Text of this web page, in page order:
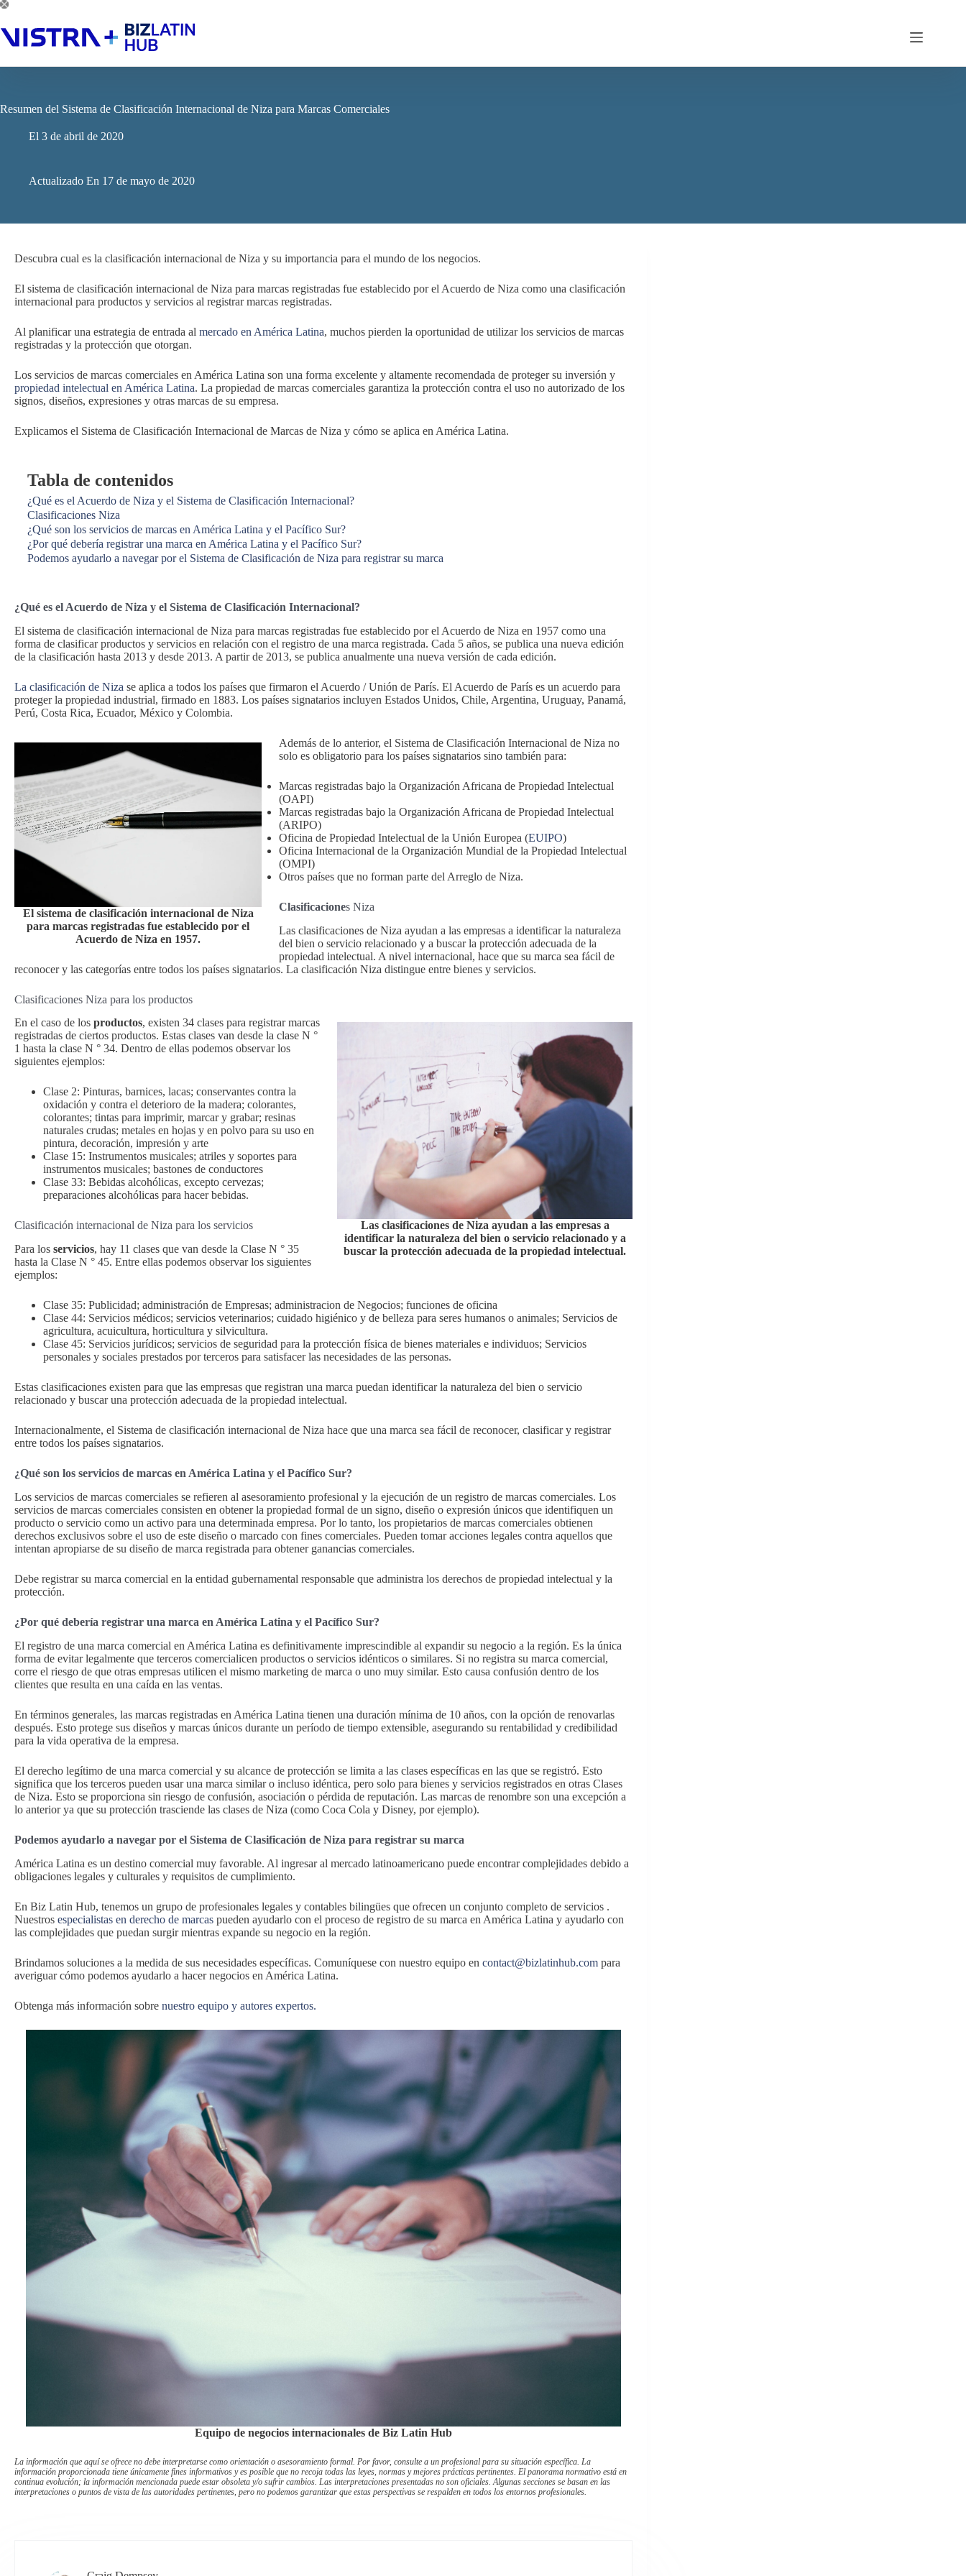
Saltar
contenido
Resumen del Sistema de Clasificación Internacional de Niza para Marcas Comerciales
El 3 de abril de 2020
Actualizado En 17 de mayo de 2020
Descubra cual es la clasificación internacional de Niza y su importancia para el mundo de los negocios.
El sistema de clasificación internacional de Niza para marcas registradas fue establecido por el Acuerdo de Niza como una clasificación
internacional para productos y servicios al registrar marcas registradas.
Al planificar una estrategia de entrada al mercado en América Latina, muchos pierden la oportunidad de utilizar los servicios de marcas
registradas y la protección que otorgan.
Los servicios de marcas comerciales en América Latina son una forma excelente y altamente recomendada de proteger su inversión y
propiedad intelectual en América Latina. La propiedad de marcas comerciales garantiza la protección contra el uso no autorizado de los
signos, diseños, expresiones y otras marcas de su empresa.
Explicamos el Sistema de Clasificación Internacional de Marcas de Niza y cómo se aplica en América Latina.
Tabla de contenidos
¿Qué es el Acuerdo de Niza y el Sistema de Clasificación Internacional?
Clasificaciones Niza
¿Qué son los servicios de marcas en América Latina y el Pacífico Sur?
¿Por qué debería registrar una marca en América Latina y el Pacífico Sur?
Podemos ayudarlo a navegar por el Sistema de Clasificación de Niza para registrar su marca
¿Qué es el Acuerdo de Niza y el Sistema de Clasificación Internacional?
El sistema de clasificación internacional de Niza para marcas registradas fue establecido por el Acuerdo de Niza en 1957 como una
forma de clasificar productos y servicios en relación con el registro de una marca registrada. Cada 5 años, se publica una nueva edición
de la clasificación hasta 2013 y desde 2013. A partir de 2013, se publica anualmente una nueva versión de cada edición.
La clasificación de Niza se aplica a todos los países que firmaron el Acuerdo / Unión de París. El Acuerdo de París es un acuerdo para
proteger la propiedad industrial, firmado en 1883. Los países signatarios incluyen Estados Unidos, Chile, Argentina, Uruguay, Panamá,
Perú, Costa Rica, Ecuador, México y Colombia.
El sistema de clasificación internacional de Niza
para marcas registradas fue establecido por el
Acuerdo de Niza en 1957.
Además de lo anterior, el Sistema de Clasificación Internacional de Niza no
solo es obligatorio para los países signatarios sino también para:
Marcas registradas bajo la Organización Africana de Propiedad Intelectual
(OAPI)
Marcas registradas bajo la Organización Africana de Propiedad Intelectual
(ARIPO)
Oficina de Propiedad Intelectual de la Unión Europea (EUIPO)
Oficina Internacional de la Organización Mundial de la Propiedad Intelectual
(OMPI)
Otros países que no forman parte del Arreglo de Niza.
Clasificaciones Niza
Las clasificaciones de Niza ayudan a las empresas a identificar la naturaleza
del bien o servicio relacionado y a buscar la protección adecuada de la
propiedad intelectual. A nivel internacional, hace que su marca sea fácil de
reconocer y las categorías entre todos los países signatarios. La clasificación Niza distingue entre bienes y servicios.
Clasificaciones Niza para los productos
Las clasificaciones de Niza ayudan a las empresas a
identificar la naturaleza del bien o servicio relacionado y a
buscar la protección adecuada de la propiedad intelectual.
En el caso de los productos, existen 34 clases para registrar marcas
registradas de ciertos productos. Estas clases van desde la clase N °
1 hasta la clase N ° 34. Dentro de ellas podemos observar los
siguientes ejemplos:
Clase 2: Pinturas, barnices, lacas; conservantes contra la
oxidación y contra el deterioro de la madera; colorantes,
colorantes; tintas para imprimir, marcar y grabar; resinas
naturales crudas; metales en hojas y en polvo para su uso en
pintura, decoración, impresión y arte
Clase 15: Instrumentos musicales; atriles y soportes para
instrumentos musicales; bastones de conductores
Clase 33: Bebidas alcohólicas, excepto cervezas;
preparaciones alcohólicas para hacer bebidas.
Clasificación internacional de Niza para los servicios
Para los servicios, hay 11 clases que van desde la Clase N ° 35
hasta la Clase N ° 45. Entre ellas podemos observar los siguientes
ejemplos:
Clase 35: Publicidad; administración de Empresas; administracion de Negocios; funciones de oficina
Clase 44: Servicios médicos; servicios veterinarios; cuidado higiénico y de belleza para seres humanos o animales; Servicios de
agricultura, acuicultura, horticultura y silvicultura.
Clase 45: Servicios jurídicos; servicios de seguridad para la protección física de bienes materiales e individuos; Servicios
personales y sociales prestados por terceros para satisfacer las necesidades de las personas.
Estas clasificaciones existen para que las empresas que registran una marca puedan identificar la naturaleza del bien o servicio
relacionado y buscar una protección adecuada de la propiedad intelectual.
Internacionalmente, el Sistema de clasificación internacional de Niza hace que una marca sea fácil de reconocer, clasificar y registrar
entre todos los países signatarios.
¿Qué son los servicios de marcas en América Latina y el Pacífico Sur?
Los servicios de marcas comerciales se refieren al asesoramiento profesional y la ejecución de un registro de marcas comerciales. Los
servicios de marcas comerciales consisten en obtener la propiedad formal de un signo, diseño o expresión únicos que identifiquen un
producto o servicio como un activo para una determinada empresa. Por lo tanto, los propietarios de marcas comerciales obtienen
derechos exclusivos sobre el uso de este diseño o marcado con fines comerciales. Pueden tomar acciones legales contra aquellos que
intentan apropiarse de su diseño de marca registrada para obtener ganancias comerciales.
Debe registrar su marca comercial en la entidad gubernamental responsable que administra los derechos de propiedad intelectual y la
protección.
¿Por qué debería registrar una marca en América Latina y el Pacífico Sur?
El registro de una marca comercial en América Latina es definitivamente imprescindible al expandir su negocio a la región. Es la única
forma de evitar legalmente que terceros comercialicen productos o servicios idénticos o similares. Si no registra su marca comercial,
corre el riesgo de que otras empresas utilicen el mismo marketing de marca o uno muy similar. Esto causa confusión dentro de los
clientes que resulta en una caída en las ventas.
En términos generales, las marcas registradas en América Latina tienen una duración mínima de 10 años, con la opción de renovarlas
después. Esto protege sus diseños y marcas únicos durante un período de tiempo extensible, asegurando su rentabilidad y credibilidad
para la vida operativa de la empresa.
El derecho legítimo de una marca comercial y su alcance de protección se limita a las clases específicas en las que se registró. Esto
significa que los terceros pueden usar una marca similar o incluso idéntica, pero solo para bienes y servicios registrados en otras Clases
de Niza. Esto se proporciona sin riesgo de confusión, asociación o pérdida de reputación. Las marcas de renombre son una excepción a
lo anterior ya que su protección trasciende las clases de Niza (como Coca Cola y Disney, por ejemplo).
Podemos ayudarlo a navegar por el Sistema de Clasificación de Niza para registrar su marca
América Latina es un destino comercial muy favorable. Al ingresar al mercado latinoamericano puede encontrar complejidades debido a
obligaciones legales y culturales y requisitos de cumplimiento.
En Biz Latin Hub, tenemos un grupo de profesionales legales y contables bilingües que ofrecen un conjunto completo de servicios .
Nuestros especialistas en derecho de marcas pueden ayudarlo con el proceso de registro de su marca en América Latina y ayudarlo con
las complejidades que puedan surgir mientras expande su negocio en la región.
Brindamos soluciones a la medida de sus necesidades específicas. Comuníquese con nuestro equipo en contact@bizlatinhub.com para
averiguar cómo podemos ayudarlo a hacer negocios en América Latina.
Obtenga más información sobre nuestro equipo y autores expertos.
Equipo de negocios internacionales de Biz Latin Hub
La información que aquí se ofrece no debe interpretarse como orientación o asesoramiento formal. Por favor, consulte a un profesional para su situación específica. La
información proporcionada tiene únicamente fines informativos y es posible que no recoja todas las leyes, normas y mejores prácticas pertinentes. El panorama normativo está en
continua evolución; la información mencionada puede estar obsoleta y/o sufrir cambios. Las interpretaciones presentadas no son oficiales. Algunas secciones se basan en las
interpretaciones o puntos de vista de las autoridades pertinentes, pero no podemos garantizar que estas perspectivas se respalden en todos los entornos profesionales.